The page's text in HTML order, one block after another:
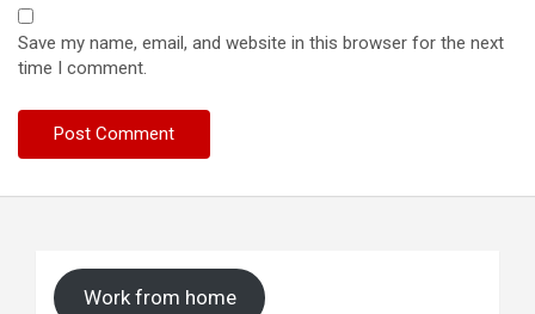
Save my name, email, and website in this browser for the next
time I comment.
Work from home